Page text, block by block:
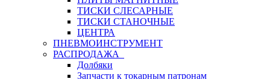
ТИСКИ СЛЕСАРНЫЕ
ТИСКИ СТАНОЧНЫЕ
ЦЕНТРА
ПНЕВМОИНСТРУМЕНТ
РАСПРОДАЖА
Долбяки
Запчасти к токарным патронам